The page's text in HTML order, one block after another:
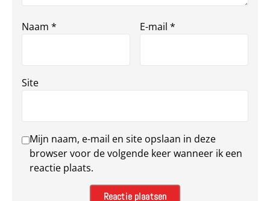
Naam * E-mail *
Site
Mijn naam, e-mail en site opslaan in deze
browser voor de volgende keer wanneer ik een
reactie plaats.